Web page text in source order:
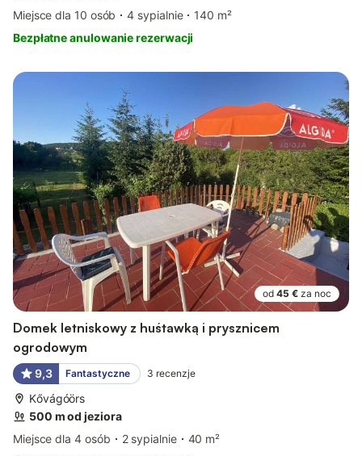
Miejsce dla 10 osób
4 sypialnie
140 m²
Bezpłatne anulowanie rezerwacji
od 45 € za noc
Domek letniskowy z huśtawką i prysznicem
ogrodowym
9,3 Fantastyczne 3 recenzje
Kővágóörs
500 m od jeziora
Miejsce dla 4 osób
2 sypialnie
40 m²